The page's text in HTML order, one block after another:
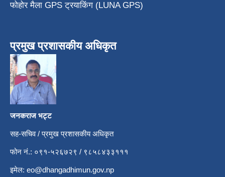
फोहोर मैला GPS ट्रयाकिंग (LUNA GPS)
प्रमुख प्रशासकीय अधिकृत
जनकराज भट्ट
सह-सचिव / प्रमुख प्रशासकीय अधिकृत
फोन नं.: ०९१-५२६७२९ / ९८५८४३३१११
इमेल: eo@dhangadhimun.gov.np